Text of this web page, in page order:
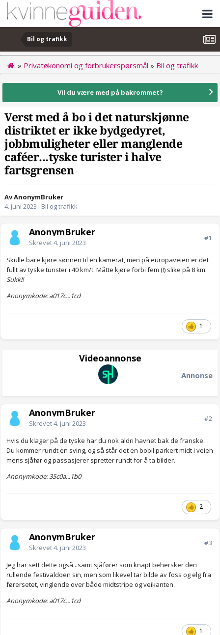
Bil og trafikk
» Privatøkonomi og forbrukerspørsmål » Bil og trafikk
Vil du være med på bakrommet?
Verst med å bo i det naturskjønne
distriktet er ikke bydgedyret,
jobbmuligheter eller manglende
caféer...tyske turister i halve
fartsgrensen
Av AnonymBruker
4. juni 2023 i Bil og trafikk
AnonymBruker
Skrevet4. juni 2023
#1
Skulle bare kjøre sønnen til en kamerat, men på europaveien er det
fullt av tyske turister i 40 km/t. Måtte kjøre forbi fem (!) slike på 8 km.
Sukk!!
Anonymkode: a017c...1cd
1
Videoannonse
Annonse
AnonymBruker
Skrevet4. juni 2023
#2
Hvis du klager på de tyske har du nok aldri havnet bak de franske…
Du kommer rundt en sving, og så står det en bobil parkert midt i veien
mens sjåfør og passasjerer spretter rundt for å ta bilder.
Anonymkode: 35c0a...1b0
2
AnonymBruker
Skrevet4. juni 2023
#3
Jeg har sett dette også...samt sjåfører som knapt behersker den
rullende festivaldoen sin, men som likevel tar bilde av foss og elg fra
førersetet, vinglende over både midtstripe og veikanten.
Anonymkode: a017c...1cd
1